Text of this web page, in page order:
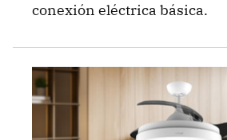
conexión eléctrica básica.